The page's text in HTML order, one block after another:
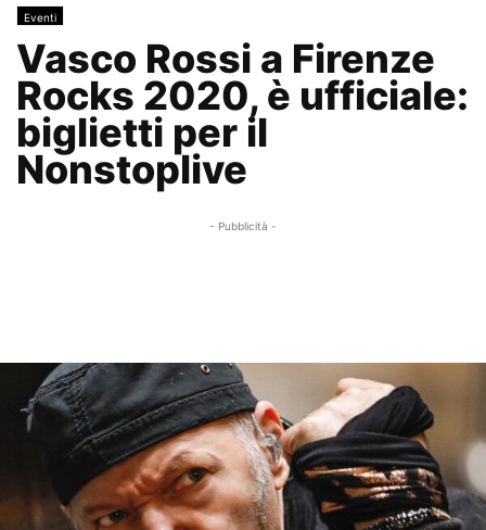
Eventi
Vasco Rossi a Firenze
Rocks 2020, è ufficiale:
biglietti per il
Nonstoplive
- Pubblicità -